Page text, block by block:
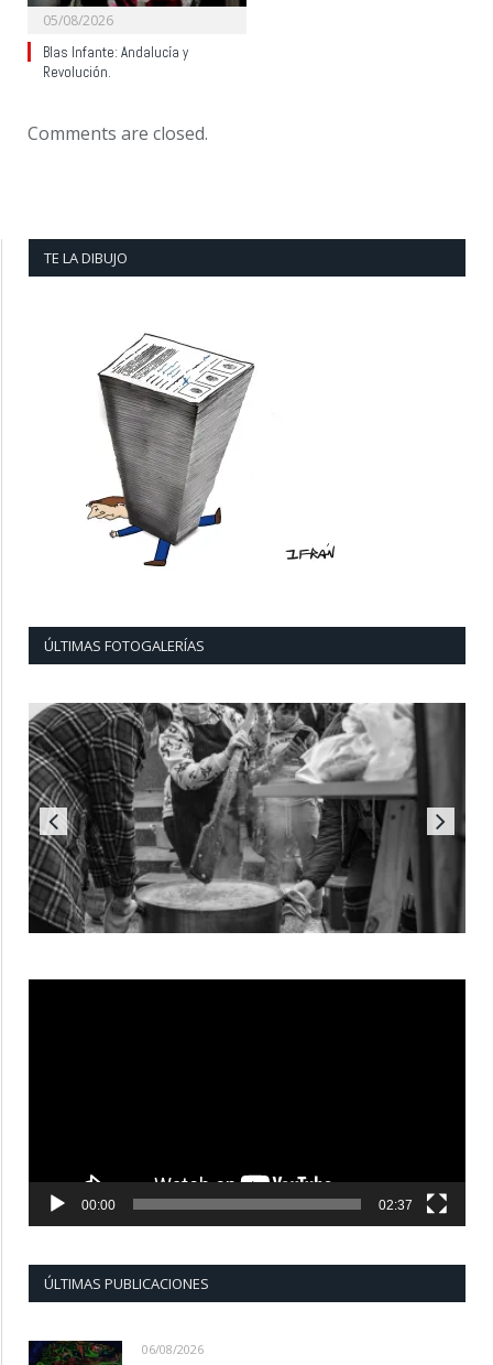
05/08/2026
Blas Infante: Andalucía y
Revolución.
Comments are closed.
TE LA DIBUJO
ÚLTIMAS FOTOGALERÍAS
00:00 02:37
ÚLTIMAS PUBLICACIONES
06/08/2026